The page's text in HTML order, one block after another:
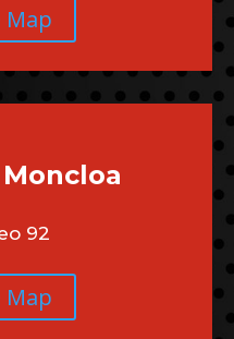
Map
Moncloa
92
Map